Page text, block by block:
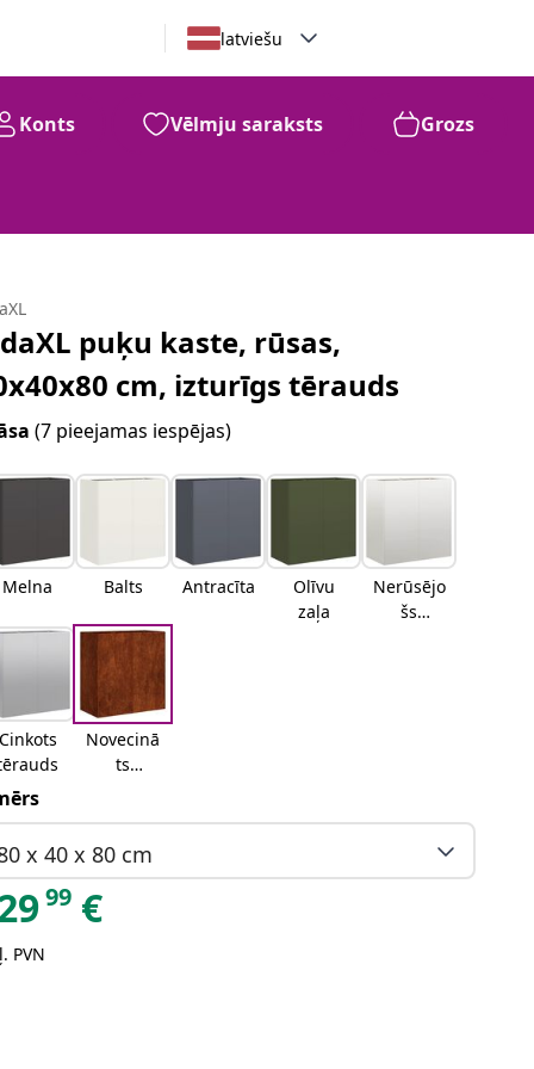
latviešu
Konts Vēlmju saraksts Grozs
puķu kaste, rūsas,
cm, izturīgs tērauds
(7 pieejamas iespējas)
Melna Balts Antracīta
Olīvu
zaļa
Nerūsējo
šs
Novecinā
ts
x 40 x 80 cm
99 €
PVN